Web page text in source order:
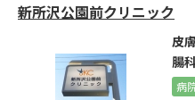
新所沢公園前クリニック
皮
腸
病